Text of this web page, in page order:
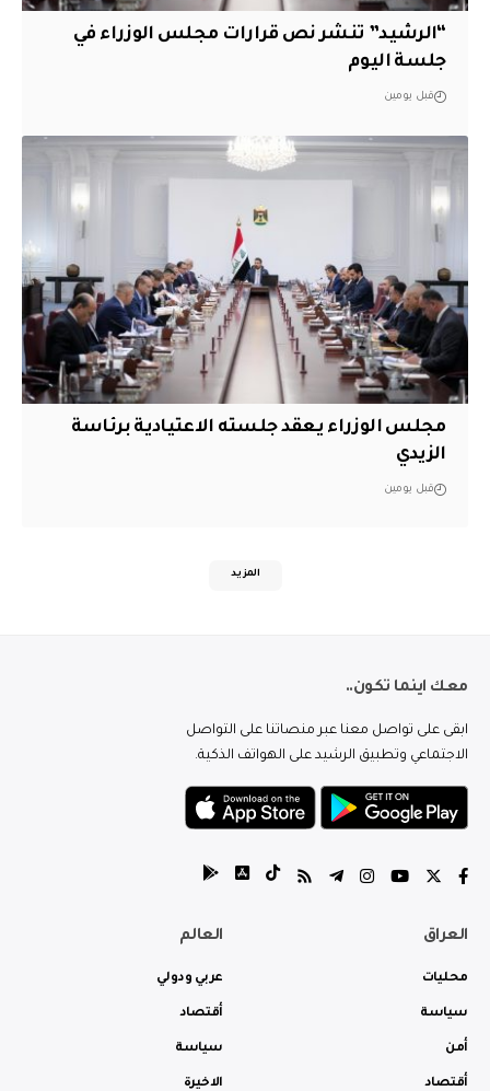
“الرشيد” تنشر نص قرارات مجلس الوزراء في
جلسة اليوم
قبل يومين
مجلس الوزراء يعقد جلسته الاعتيادية برئاسة
الزيدي
قبل يومين
المزيد
معك اينما تكون..
ابقى على تواصل معنا عبر منصاتنا على التواصل
الاجتماعي وتطبيق الرشيد على الهواتف الذكية.
العراق
محليات
سياسة
أمن
أقتصاد
العالم
عربي ودولي
أقتصاد
سياسة
الاخيرة